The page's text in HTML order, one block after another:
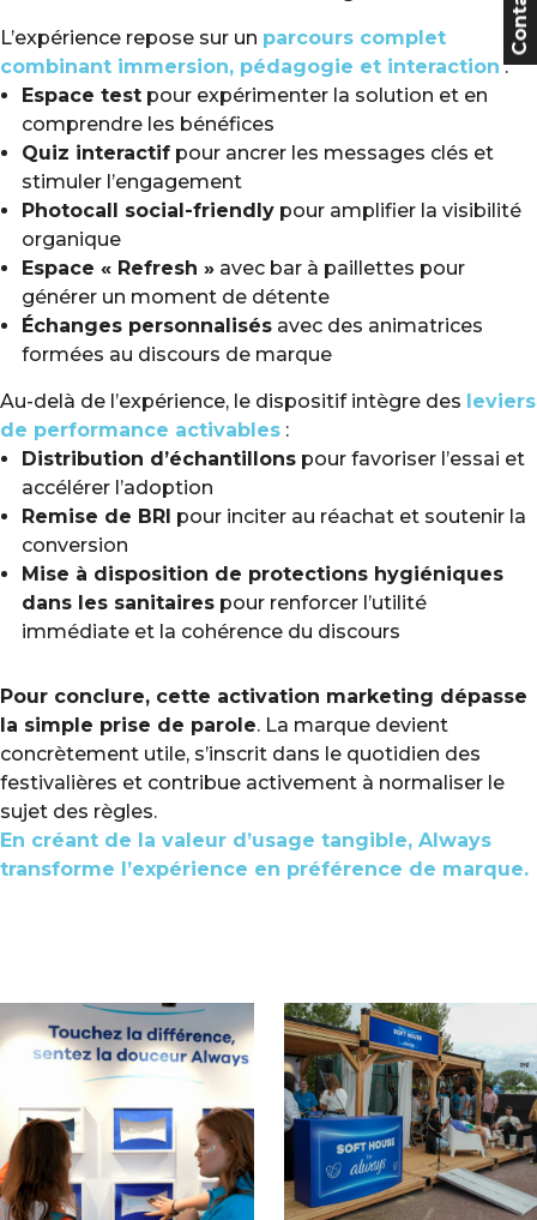
L’expérience repose sur un parcours complet
combinant immersion, pédagogie et interaction :
Espace test pour expérimenter la solution et en
comprendre les bénéfices
Quiz interactif pour ancrer les messages clés et
stimuler l’engagement
Photocall social-friendly pour amplifier la visibilité
organique
Espace « Refresh » avec bar à paillettes pour
générer un moment de détente
Échanges personnalisés avec des animatrices
formées au discours de marque
Au-delà de l’expérience, le dispositif intègre des leviers
de performance activables :
Distribution d’échantillons pour favoriser l’essai et
accélérer l’adoption
Remise de BRI pour inciter au réachat et soutenir la
conversion
Mise à disposition de protections hygiéniques
dans les sanitaires pour renforcer l’utilité
immédiate et la cohérence du discours
Pour conclure, cette activation marketing dépasse
la simple prise de parole. La marque devient
concrètement utile, s’inscrit dans le quotidien des
festivalières et contribue activement à normaliser le
sujet des règles.
En créant de la valeur d’usage tangible, Always
transforme l’expérience en préférence de marque.